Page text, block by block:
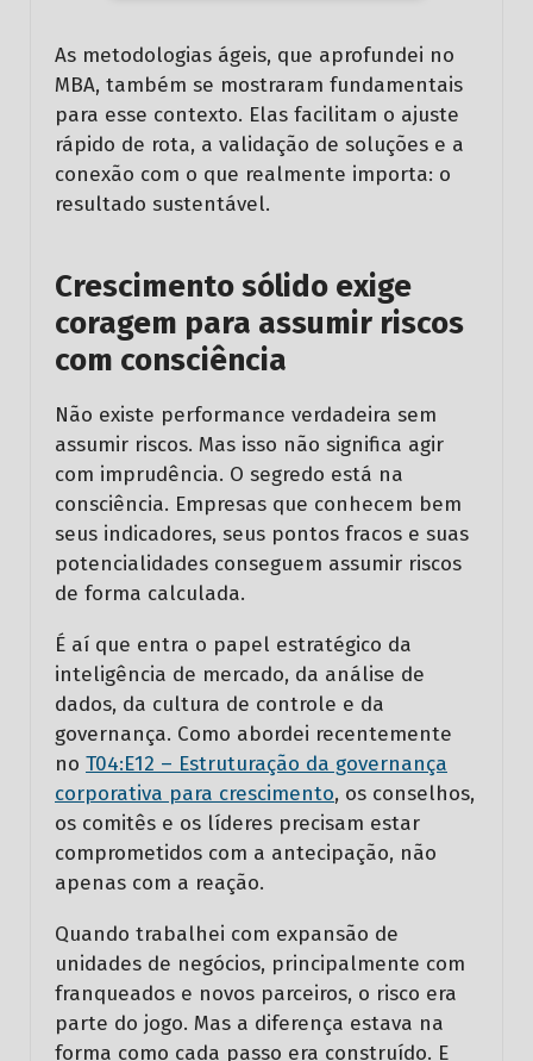
As metodologias ágeis, que aprofundei no
MBA, também se mostraram fundamentais
para esse contexto. Elas facilitam o ajuste
rápido de rota, a validação de soluções e a
conexão com o que realmente importa: o
resultado sustentável.
Crescimento sólido exige
coragem para assumir riscos
com consciência
Não existe performance verdadeira sem
assumir riscos. Mas isso não significa agir
com imprudência. O segredo está na
consciência. Empresas que conhecem bem
seus indicadores, seus pontos fracos e suas
potencialidades conseguem assumir riscos
de forma calculada.
É aí que entra o papel estratégico da
inteligência de mercado, da análise de
dados, da cultura de controle e da
governança. Como abordei recentemente
no T04:E12 – Estruturação da governança
corporativa para crescimento, os conselhos,
os comitês e os líderes precisam estar
comprometidos com a antecipação, não
apenas com a reação.
Quando trabalhei com expansão de
unidades de negócios, principalmente com
franqueados e novos parceiros, o risco era
parte do jogo. Mas a diferença estava na
forma como cada passo era construído. E